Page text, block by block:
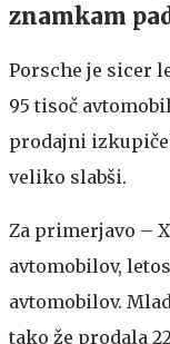
znamkam
Porsche je sicer
95 tisoč
prodajni
veliko slabši.
Za primerjavo –
avtomobilov,
avtomobilov.
tako že prodala